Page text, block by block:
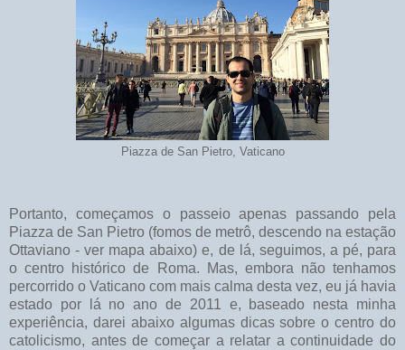
Piazza de San Pietro, Vaticano
Portanto, começamos o passeio apenas passando pela
Piazza de San Pietro (fomos de metrô, descendo na estação
Ottaviano - ver mapa abaixo) e, de lá, seguimos, a pé, para
o centro histórico de Roma. Mas, embora não tenhamos
percorrido o Vaticano com mais calma desta vez, eu já havia
estado por lá no ano de 2011 e, baseado nesta minha
experiência, darei abaixo algumas dicas sobre o centro do
catolicismo, antes de começar a relatar a continuidade do